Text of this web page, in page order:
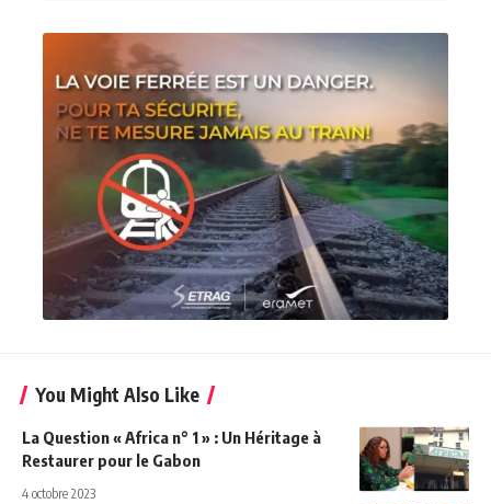
You Might Also Like
La Question « Africa n° 1 » : Un Héritage à
Restaurer pour le Gabon
4 octobre 2023